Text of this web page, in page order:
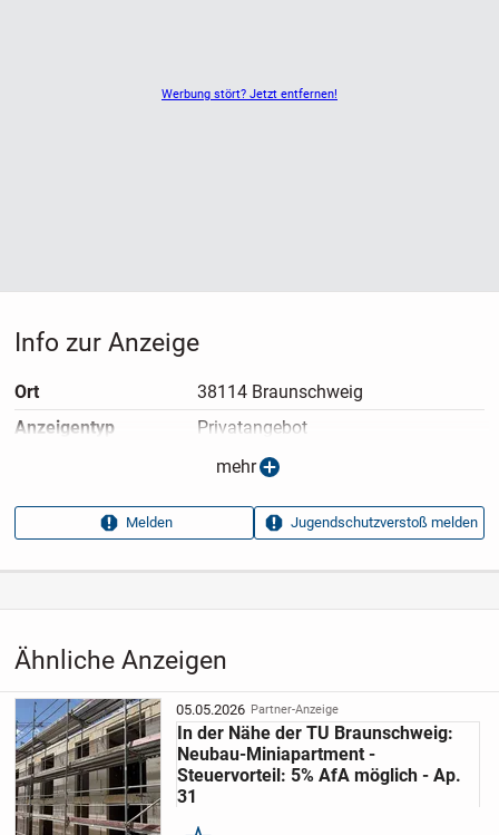
Werbung stört? Jetzt entfernen!
Ähnliche Anzeigen
05.05.2026 Partner-Anzeige
In der Nähe der TU Braunschweig:
Neubau-Miniapartment -
Steuervorteil: 5% AfA möglich - Ap.
31
Info zur Anzeige
Ort
38114 Braunschweig
Anzeigen­typ
Privatangebot
17.01.2026
Anzeigen­kennung
e7950a67
Aufrufe dieser
10
mehr
Melden Jugendschutzverstoß melden